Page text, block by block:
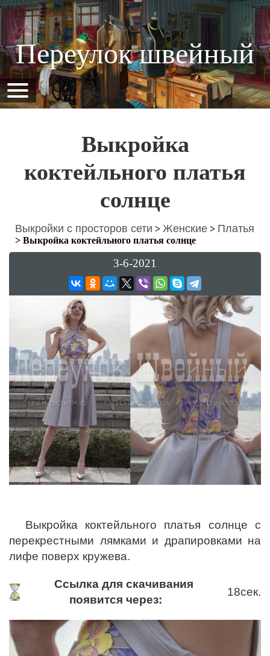
Переулок швейный
Выкройка
коктейльного платья
солнце
Выкройки с просторов сети > Женские > Платья
> Выкройка коктейльного платья солнце
3-6-2021
Выкройка коктейльного платья солнце с
перекрестными лямками и драпировками на
лифе поверх кружева.
Ссылка для скачивания
появится через:
18сек.